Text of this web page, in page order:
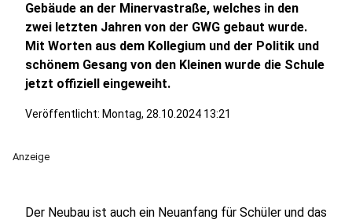
Gebäude an der Minervastraße, welches in den
zwei letzten Jahren von der GWG gebaut wurde.
Mit Worten aus dem Kollegium und der Politik und
schönem Gesang von den Kleinen wurde die Schule
jetzt offiziell eingeweiht.
Veröffentlicht: Montag, 28.10.2024 13:21
Anzeige
Der Neubau ist auch ein Neuanfang für Schüler und das